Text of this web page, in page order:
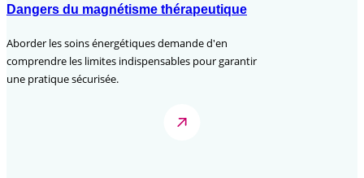
Dangers du magnétisme thérapeutique
Aborder les soins énergétiques demande d'en
comprendre les limites indispensables pour garantir
une pratique sécurisée.